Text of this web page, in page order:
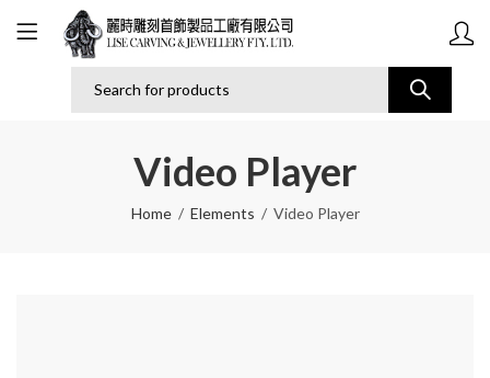
Video Player
Home Elements Video Player